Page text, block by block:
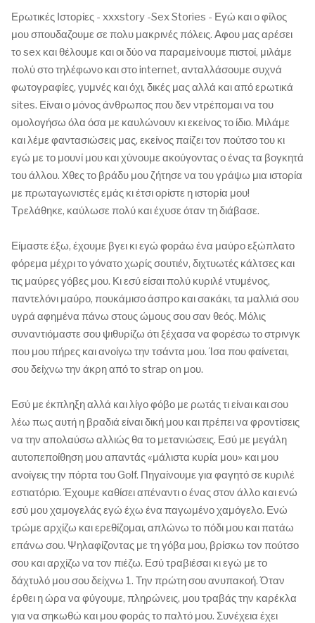
Ερωτικές Ιστορίες - xxxstory -Sex Stories - Εγώ και ο φίλος
μου σπουδαζουμε σε πολυ μακρινές πόλεις. Αφου μας αρέσει
το sex και θέλουμε και οι δύο να παραμείνουμε πιστοί, μιλάμε
πολύ στο τηλέφωνο και στο internet, ανταλλάσουμε συχνά
φωτογραφίες, γυμνές και όχι, δικές μας αλλά και από ερωτικά
sites. Είναι ο μόνος άνθρωπος που δεν ντρέπομαι να του
ομολογήσω όλα όσα με καυλώνουν κι εκείνος το ίδιο. Μιλάμε
και λέμε φαντασιώσεις μας, εκείνος παίζει τον πούτσο του κι
εγώ με το μουνί μου και χύνουμε ακούγοντας ο ένας τα βογκητά
του άλλου. Χθες το βράδυ μου ζήτησε να του γράψω μια ιστορία
με πρωταγωνιστές εμάς κι έτσι ορίστε η ιστορία μου!
Τρελάθηκε, καύλωσε πολύ και έχυσε όταν τη διάβασε.
Είμαστε έξω, έχουμε βγει κι εγώ φοράω ένα μαύρο εξώπλατο
φόρεμα μέχρι το γόνατο χωρίς σουτιέν, διχτυωτές κάλτσες και
τις μαύρες γόβες μου. Κι εσύ είσαι πολύ κυριλέ ντυμένος,
παντελόνι μαύρο, πουκάμισο άσπρο και σακάκι, τα μαλλιά σου
υγρά αφημένα πάνω στους ώμους σου σαν θεός. Μόλις
συναντιόμαστε σου ψιθυρίζω ότι ξέχασα να φορέσω το στρινγκ
που μου πήρες και ανοίγω την τσάντα μου. Ίσα που φαίνεται,
σου δείχνω την άκρη από το strap on μου.
Εσύ με έκπληξη αλλά και λίγο φόβο με ρωτάς τι είναι και σου
λέω πως αυτή η βραδιά είναι δική μου και πρέπει να φροντίσεις
να την απολαύσω αλλιώς θα το μετανιώσεις. Εσύ με μεγάλη
αυτοπεποίθηση μου απαντάς «μάλιστα κυρία μου» και μου
ανοίγεις την πόρτα του Golf. Πηγαίνουμε για φαγητό σε κυριλέ
εστιατόριο. Έχουμε καθίσει απέναντι ο ένας στον άλλο και ενώ
εσύ μου χαμογελάς εγώ έχω ένα παγωμένο χαμόγελο. Ενώ
τρώμε αρχίζω και ερεθίζομαι, απλώνω το πόδι μου και πατάω
επάνω σου. Ψηλαφίζοντας με τη γόβα μου, βρίσκω τον πούτσο
σου και αρχίζω να τον πιέζω. Εσύ τραβιέσαι κι εγώ με το
δάχτυλό μου σου δείχνω 1. Την πρώτη σου ανυπακοή. Όταν
έρθει η ώρα να φύγουμε, πληρώνεις, μου τραβάς την καρέκλα
για να σηκωθώ και μου φοράς το παλτό μου. Συνέχεια έχει